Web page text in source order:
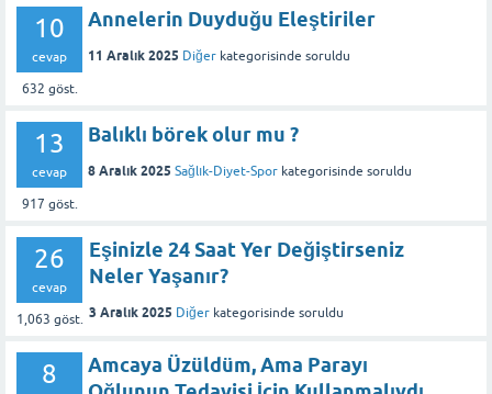
10
cevap
632 göst.
Annelerin Duyduğu Eleştiriler
11 Aralık 2025 Diğer kategorisinde soruldu
13
cevap
917 göst.
Balıklı börek olur mu ?
8 Aralık 2025 Sağlık-Diyet-Spor kategorisinde soruldu
26
cevap
1,063 göst.
Eşinizle 24 Saat Yer Değiştirseniz
Neler Yaşanır?
3 Aralık 2025 Diğer kategorisinde soruldu
8
Amcaya Üzüldüm, Ama Parayı